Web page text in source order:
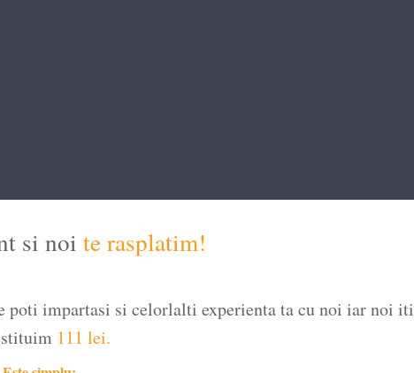
si noi te rasplatim!
poti impartasi si celorlalti experienta ta cu noi iar noi iti
111 lei.